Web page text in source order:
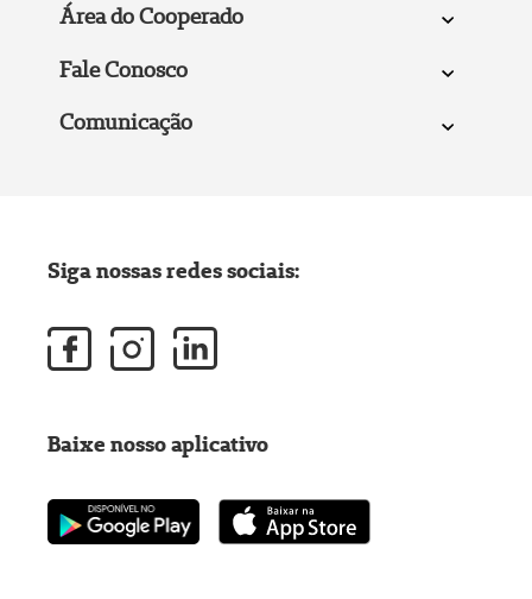
Área do Cooperado
Fale Conosco
Comunicação
Siga nossas redes sociais:
Baixe nosso aplicativo